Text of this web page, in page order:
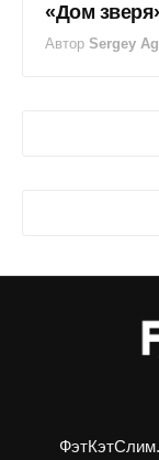
«Дом
Автор Sergey